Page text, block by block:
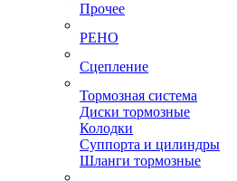
Прочее
РЕНО
Сцепление
Тормозная система
Диски тормозные
Колодки
Суппорта и цилиндры
Шланги тормозные